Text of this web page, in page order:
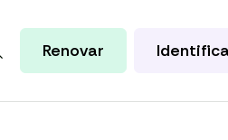
Renovar